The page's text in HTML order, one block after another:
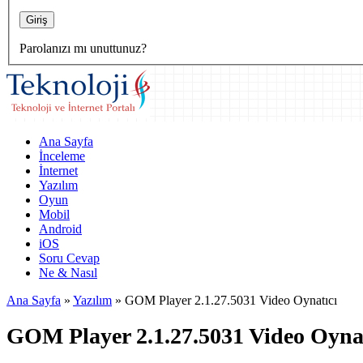
Parolanızı mı unuttunuz?
Ana Sayfa
İnceleme
İnternet
Yazılım
Oyun
Mobil
Android
iOS
Soru Cevap
Ne & Nasıl
Ana Sayfa » Yazılım » GOM Player 2.1.27.5031 Video Oynatıcı
GOM Player 2.1.27.5031 Video